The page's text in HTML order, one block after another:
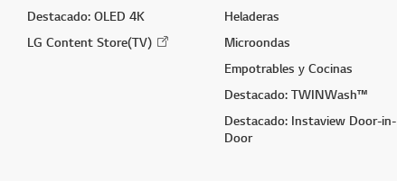
Destacado: OLED 4K
LG Content Store(TV)
Heladeras
Microondas
Empotrables y Cocinas
Destacado: TWINWash™
Destacado: Instaview Door-in-
Door